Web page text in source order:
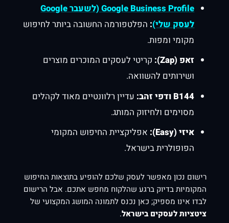
Google Business Profile (לשעבר Google
לעסק שלי): הפלטפורמה החשובה ביותר לחיפוש
מקומי ומפות.
זאפ (Zap):
קריטי לעסקים המוכרים מוצרים
ושירותים להשוואה.
B144 ודפי זהב:
עדיין רלוונטיים מאוד לקהלים
מסוימים ולחיזוק המותג.
איזי (Easy):
אפליקציית החיפוש המקומי
הפופולרית בישראל.
רישום נכון מאפשר לעסק שלכם להופיע בתוצאות החיפוש
המקומיות בדיוק ברגע שהלקוח מחפש אתכם. אבל הרישום
לבדו אינו מספיק; כאן נכנס לתמונה המושג המקצועי של
ציטציות לעסקים בישראל.